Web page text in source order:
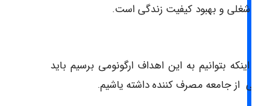
شغلی و بهبود کیفیت زندگی است.
اینکه بتوانیم به این اهداف ارگونومی برسیم باید
از جامعه مصرف کننده داشته یاشیم.